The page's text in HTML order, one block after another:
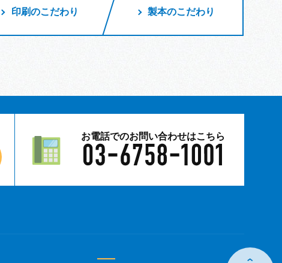
印刷のこだわり 製本のこだわり
お電話でのお問い合わせはこちら